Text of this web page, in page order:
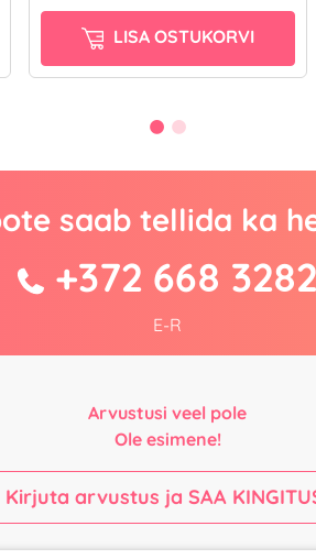
LISA OSTUKORVI
saab tellida ka
+372 668 3282
E-R
Arvustusi veel pole
Ole esimene!
Kirjuta arvustus ja SAA